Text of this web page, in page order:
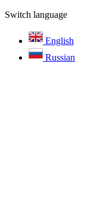
Switch language
English
Russian